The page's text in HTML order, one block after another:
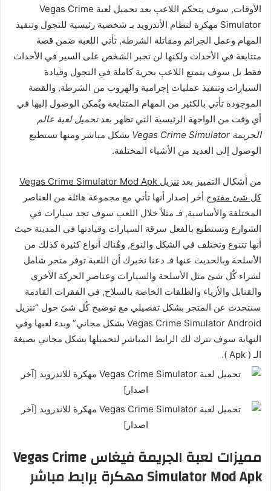
الأوقات, سوف يتحكم اللاعب بعد تحميل لعبة Vegas Crime
Simulator مهكرة لنظام الأندرويد بـ شخصية رئيسية للتجول وتنفيذ
المهام وعمل الجرائم ومقاتلة الشرطة, تأتي اللعبة ضمن قصة
متتابعة في الأحداث ولكنها لن تجبر الشخص على السير في الأحداث
فقط بل سوف يتمتع اللاعب بحرية كاملة في التجول وقيادة
السيارات وتنفيذ عمليات إجرامية والهروب من الشرطة, والقصة
الموجودة تأتي بالكثير من المهام المتتابعة ويٌمكن الوصول إليها في
أي وقت من الواجهة الرئيسية التي تظهر بعدتحميل لعبة عالم
الجريمة Vegas Crime Simulator
بشكل مباشر ومنها تستطيع
الوصول إلى العديد من الأشياء المختلفة.
من أشكال التمييز بعد
تنزيل Vegas Crime Simulator Mod Apk
كل شئ مفتوح أخر إصدار أنها تأتي مع مجموعة هائلة من العناصر
المختلفة والأساسية, فـ مثلاً خلال اللعب سوف تجد سيارات في
الشوارع وتستطيع بالفعل سرقة السيارات وقيادتها في المدينة حيث
أنها تتنوع وتختلف في الشكل والنوع, وهٌناك أنواع كثيرة كذلك من
الأسلحة وبالحديث عنها فـ دعنا نخبرك أن اللعبة توفر متجر شامل
لشراء كٌل شئ مثل الأسلحة والسيارات وعناصر الحركة الأخرى
والقنابل والأزياء والطلقات الخاصة بالسلاح, في الفقرات القادمة
سنتحدث عن المتجر بشكل تفصيلي مع توضيح كٌل شئ حول “تنزيل
Vegas Crime Simulator Android بشكل مجاني” وبدء لعبها وفي
النهاية سوف نترك لك الرابط المباشر لتحميلها بشكل مجاني بصيغة
الـ ( Apk ).
مميزات لعبة الجريمة فيغاس Vegas Crime
Simulator Mod Apk مهكرة برابط مباشر